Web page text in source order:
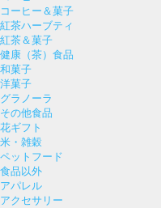
コーヒー＆菓子
紅茶ハーブティ
紅茶＆菓子
健康（茶）食品
和菓子
洋菓子
グラノーラ
その他食品
花ギフト
米・雑穀
ペットフード
食品以外
アパレル
アクセサリー